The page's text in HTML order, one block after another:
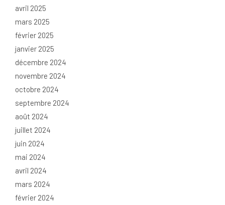
avril 2025
mars 2025
février 2025
janvier 2025
décembre 2024
novembre 2024
octobre 2024
septembre 2024
août 2024
juillet 2024
juin 2024
mai 2024
avril 2024
mars 2024
février 2024